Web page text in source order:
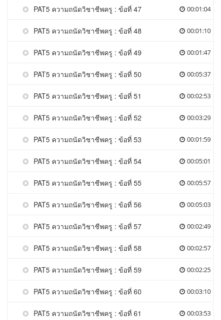
PAT5 ความถนัดวิชาชีพครู : ข้อที่ 47 00:01:04
PAT5 ความถนัดวิชาชีพครู : ข้อที่ 48 00:01:10
PAT5 ความถนัดวิชาชีพครู : ข้อที่ 49 00:01:47
PAT5 ความถนัดวิชาชีพครู : ข้อที่ 50 00:05:37
PAT5 ความถนัดวิชาชีพครู : ข้อที่ 51 00:02:53
PAT5 ความถนัดวิชาชีพครู : ข้อที่ 52 00:03:29
PAT5 ความถนัดวิชาชีพครู : ข้อที่ 53 00:01:59
PAT5 ความถนัดวิชาชีพครู : ข้อที่ 54 00:05:01
PAT5 ความถนัดวิชาชีพครู : ข้อที่ 55 00:05:57
PAT5 ความถนัดวิชาชีพครู : ข้อที่ 56 00:05:03
PAT5 ความถนัดวิชาชีพครู : ข้อที่ 57 00:02:49
PAT5 ความถนัดวิชาชีพครู : ข้อที่ 58 00:02:57
PAT5 ความถนัดวิชาชีพครู : ข้อที่ 59 00:02:25
PAT5 ความถนัดวิชาชีพครู : ข้อที่ 60 00:03:10
PAT5 ความถนัดวิชาชีพครู : ข้อที่ 61 00:03:53